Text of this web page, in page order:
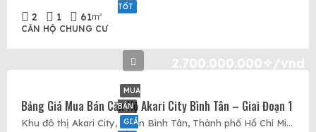
TỐT
2 1 61m²
CĂN HỘ CHUNG CƯ
MUA
BÁN
GIÁ
2.700.000.000✧/vnd
Bảng Giá Mua Bán Căn Hộ Akari City Bình Tân – Giai Đoạn 1
Khu đô thị Akari City, Quận Bình Tân, Thành phố Hồ Chí Minh, Việt Nam, Akari City, Quận Bình Tân, Hồ Chí Minh